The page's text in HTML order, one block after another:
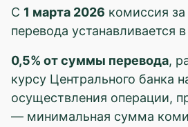
С 1 марта 2026 комиссия
перевода устанавливается
0,5% от суммы перевода,
курсу Центрального банка
осуществления операции,
— минимальная сумма